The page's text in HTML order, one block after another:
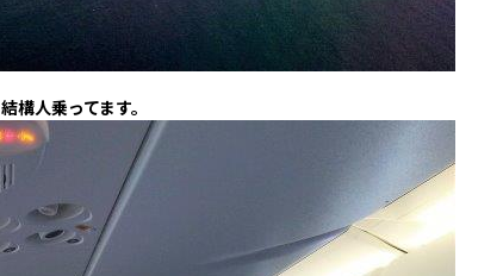
結構人乗ってます。